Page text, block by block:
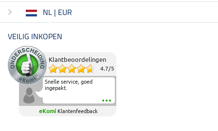
NL | EUR
VEILIG INKOPEN
Klantbeoordelingen
4.7/5
Snelle service, goed
ingepakt.
eKomi Klantenfeedback